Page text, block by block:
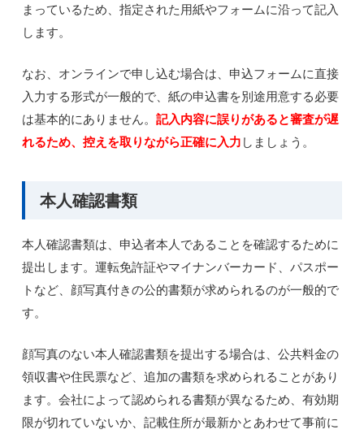
まっているため、指定された用紙やフォームに沿って記入
します。
なお、オンラインで申し込む場合は、申込フォームに直接
入力する形式が一般的で、紙の申込書を別途用意する必要
は基本的にありません。記入内容に誤りがあると審査が遅
れるため、控えを取りながら正確に入力 しましょう。
本人確認書類
本人確認書類は、申込者本人であることを確認するために
提出します。運転免許証やマイナンバーカード、パスポー
トなど、顔写真付きの公的書類が求められるのが一般的で
す。
顔写真のない本人確認書類を提出する場合は、公共料金の
領収書や住民票など、追加の書類を求められることがあり
ます。会社によって認められる書類が異なるため、有効期
限が切れていないか、記載住所が最新かとあわせて事前に